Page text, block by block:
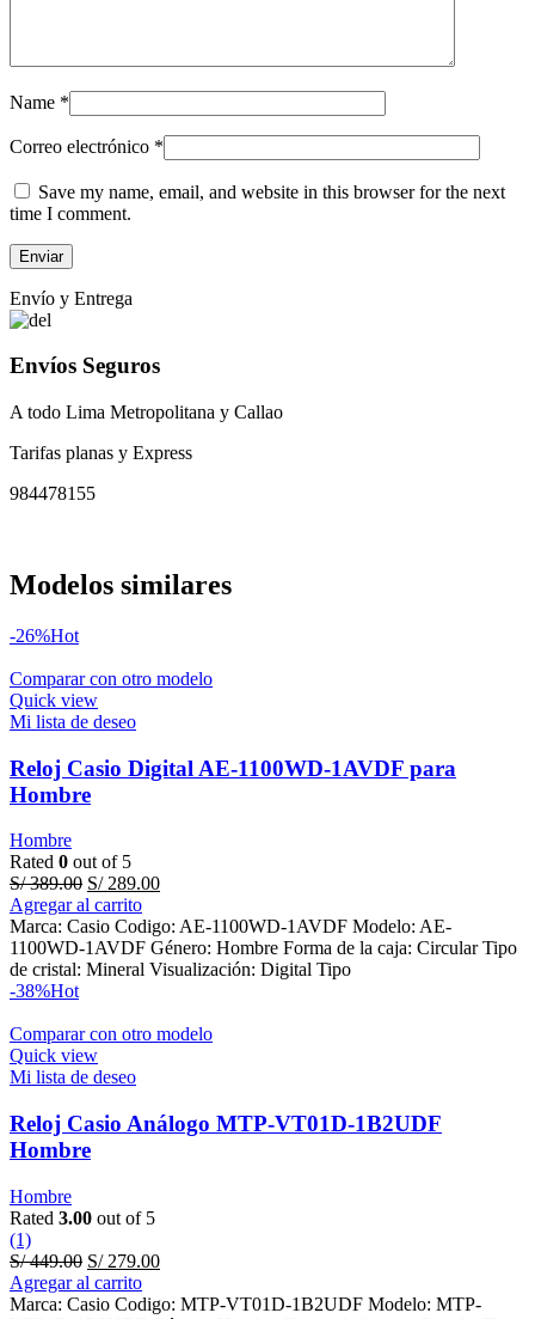
Name *
Correo electrónico *
Save my name, email, and website in this browser for the next
time I comment.
Envío y Entrega
Envíos Seguros
A todo Lima Metropolitana y Callao
Tarifas planas y Express
984478155
Modelos similares
-26%Hot
Comparar con otro modelo
Quick view
Mi lista de deseo
Reloj Casio Digital AE-1100WD-1AVDF para
Hombre
Hombre
Rated 0 out of 5
S/389.00 Original
price
was:
S/ 389.00.
S/289.00Current
is:
S/ 289.00.
Agregar al carrito
Marca: Casio Codigo: AE-1100WD-1AVDF Modelo: AE-
1100WD-1AVDF Género: Hombre Forma de la caja: Circular Tipo
de cristal: Mineral Visualización: Digital Tipo
-38%Hot
Comparar con otro modelo
Quick view
Mi lista de deseo
Reloj Casio Análogo MTP-VT01D-1B2UDF
Hombre
Hombre
Rated 3.00 out of 5
(1)
S/449.00 Original
price
was:
S/279.00Current
is:
Agregar al carrito
Marca: Casio Codigo: MTP-VT01D-1B2UDF Modelo: MTP-